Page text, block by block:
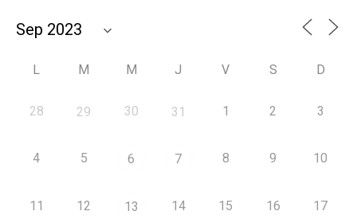
L M M J V S D
28 29 30 31 1 2 3
4 5 6 7 8 9 10
11 12 13 14 15 16 17